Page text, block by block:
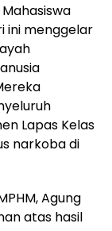
ini menggelar
Lapas Kelas
narkoba di
Agung
atas hasil